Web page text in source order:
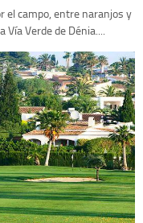
el campo, entre naranjos y
Verde de Dénia....